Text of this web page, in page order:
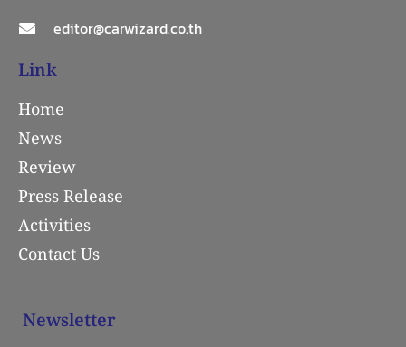
editor@carwizard.co.th
Link
Home
News
Review
Press Release
Activities
Contact Us
Newsletter